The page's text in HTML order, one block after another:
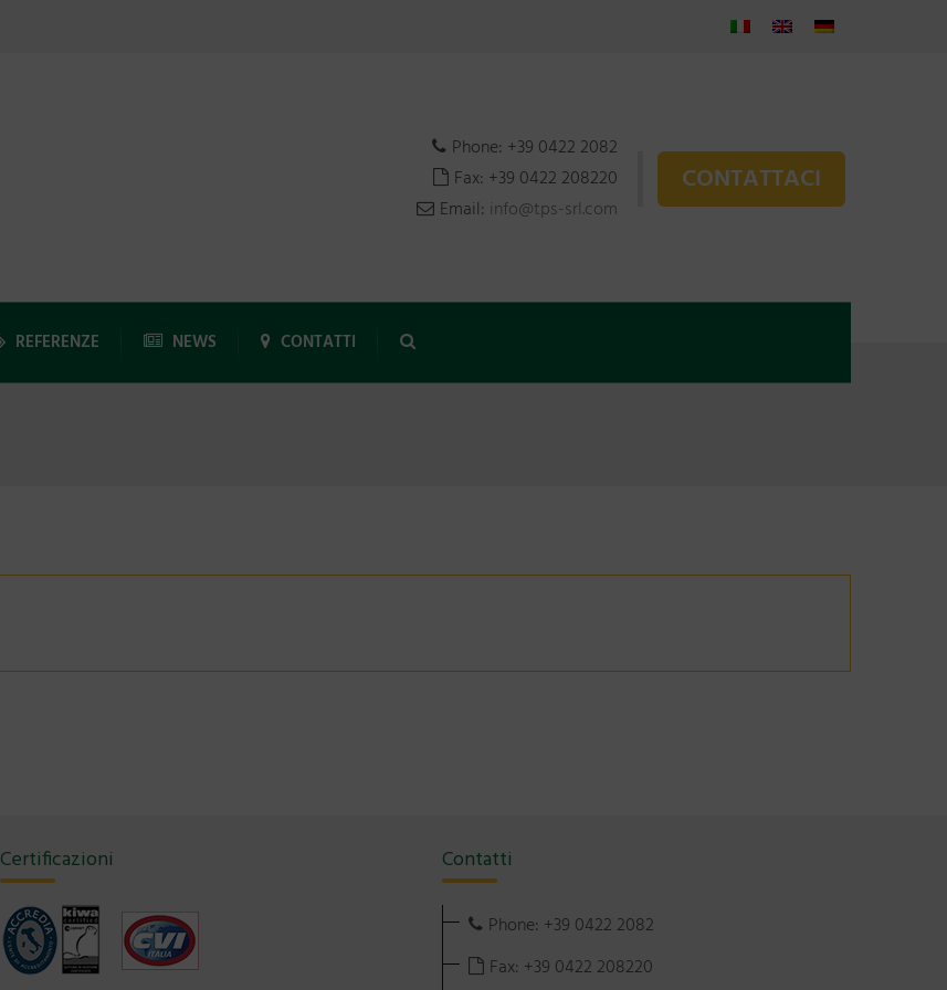
CONTATTACI
Phone: +39 0422 2082
Fax: +39 0422 208220
Email: info@tps-srl.com
REFERENZE NEWS CONTATTI
Certificazioni Contatti
Phone: +39 0422 2082
Fax: +39 0422 208220